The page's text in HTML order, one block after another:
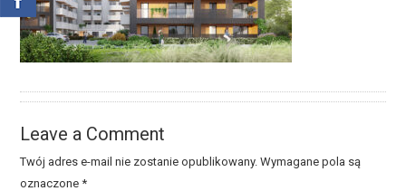
Leave a Comment
Twój adres e-mail nie zostanie opublikowany. Wymagane pola są
oznaczone*